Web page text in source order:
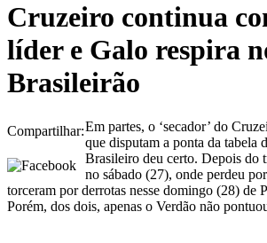
Cruzeiro continua
líder e Galo respira
Brasileirão
Compartilhar:Em partes, o ‘secador’ do
que disputam a ponta da tabela
Brasileiro deu certo. Depois do
no sábado (27), onde perdeu
torceram por derrotas nesse domingo (28) de
Porém, dos dois, apenas o Verdão não